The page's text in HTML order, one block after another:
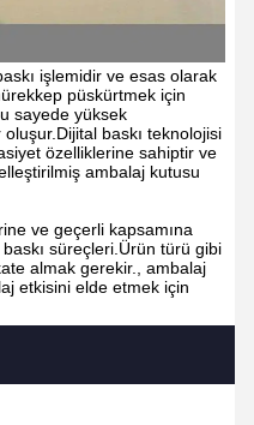
işlemidir ve esas olarak
püskürtmek için
sayede yüksek
baskı teknolojisi
özelliklerine sahiptir ve
ambalaj kutusu
ve geçerli kapsamına
süreçleri.Ürün türü gibi
almak gerekir., ambalaj
etkisini elde etmek için